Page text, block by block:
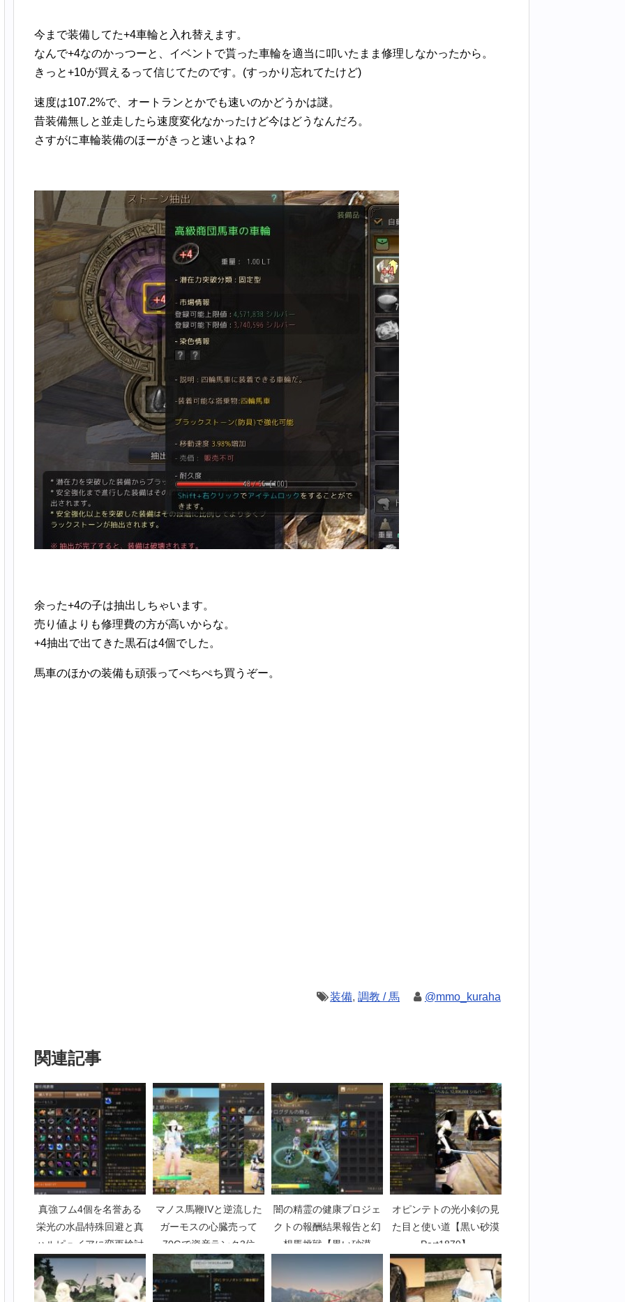
今まで装備してた+4車輪と入れ替えます。
なんで+4なのかっつーと、イベントで貰った車輪を適当に叩いたまま修理しなかったから。
きっと+10が買えるって信じてたのです。(すっかり忘れてたけど)
速度は107.2%で、オートランとかでも速いのかどうかは謎。
昔装備無しと並走したら速度変化なかったけど今はどうなんだろ。
さすがに車輪装備のほーがきっと速いよね？
余った+4の子は抽出しちゃいます。
売り値よりも修理費の方が高いからな。
+4抽出で出てきた黒石は4個でした。
馬車のほかの装備も頑張ってぺちぺち買うぞー。
装備,調教 / 馬 @mmo_kuraha
関連記事
真強フム4個を名誉ある
栄光の水晶特殊回避と真
ハルピュイアに変更検討
【黒い砂漠Part3905】
マノス馬鞭IVと逆流した
ガーモスの心臓売って
70Gで資産ランク3位
【黒い砂漠Part3266】
闇の精霊の健康プロジェ
クトの報酬結果報告と幻
想馬挑戦【黒い砂漠
オピンテトの光小剣の見
た目と使い道【黒い砂漠
Part1879】